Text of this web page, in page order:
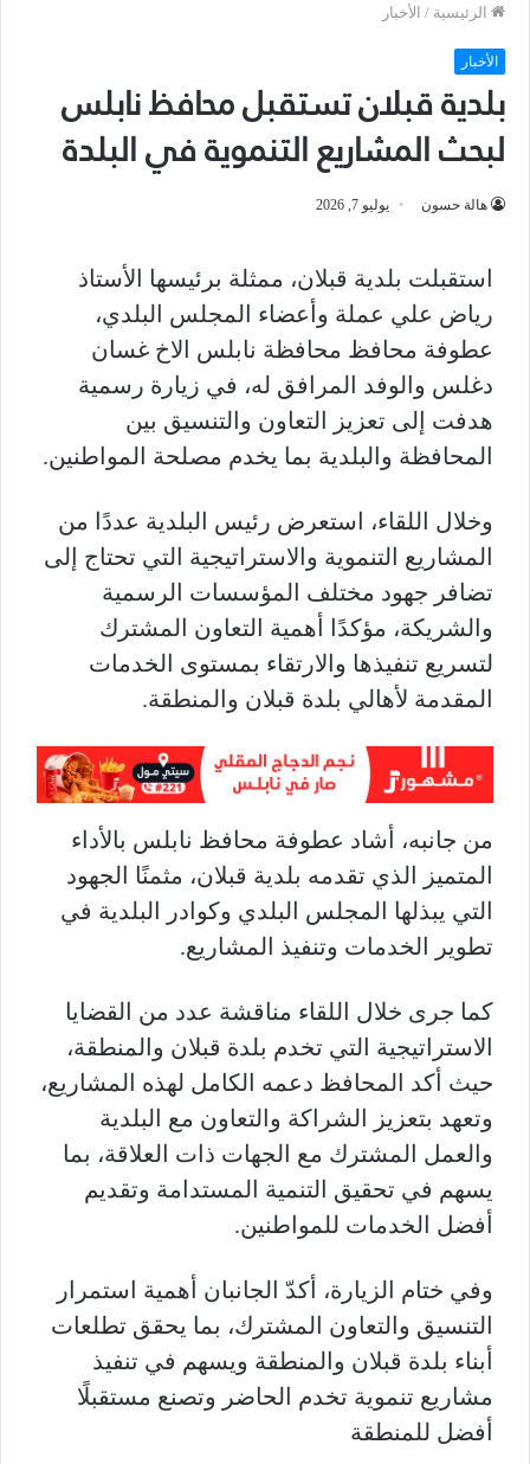
الرئيسية / الأخبار
الأخبار
بلدية قبلان تستقبل محافظ نابلس
لبحث المشاريع التنموية في البلدة
هالة حسون يوليو 7, 2026
استقبلت بلدية قبلان، ممثلة برئيسها الأستاذ
رياض علي عملة وأعضاء المجلس البلدي،
عطوفة محافظ محافظة نابلس الاخ غسان
دغلس والوفد المرافق له، في زيارة رسمية
هدفت إلى تعزيز التعاون والتنسيق بين
المحافظة والبلدية بما يخدم مصلحة المواطنين.
وخلال اللقاء، استعرض رئيس البلدية عددًا من
المشاريع التنموية والاستراتيجية التي تحتاج إلى
تضافر جهود مختلف المؤسسات الرسمية
والشريكة، مؤكدًا أهمية التعاون المشترك
لتسريع تنفيذها والارتقاء بمستوى الخدمات
المقدمة لأهالي بلدة قبلان والمنطقة.
من جانبه، أشاد عطوفة محافظ نابلس بالأداء
المتميز الذي تقدمه بلدية قبلان، مثمنًا الجهود
التي يبذلها المجلس البلدي وكوادر البلدية في
تطوير الخدمات وتنفيذ المشاريع.
كما جرى خلال اللقاء مناقشة عدد من القضايا
الاستراتيجية التي تخدم بلدة قبلان والمنطقة،
حيث أكد المحافظ دعمه الكامل لهذه المشاريع،
وتعهد بتعزيز الشراكة والتعاون مع البلدية
والعمل المشترك مع الجهات ذات العلاقة، بما
يسهم في تحقيق التنمية المستدامة وتقديم
أفضل الخدمات للمواطنين.
وفي ختام الزيارة، أكدّ الجانبان أهمية استمرار
التنسيق والتعاون المشترك، بما يحقق تطلعات
أبناء بلدة قبلان والمنطقة ويسهم في تنفيذ
مشاريع تنموية تخدم الحاضر وتصنع مستقبلًا
أفضل للمنطقة